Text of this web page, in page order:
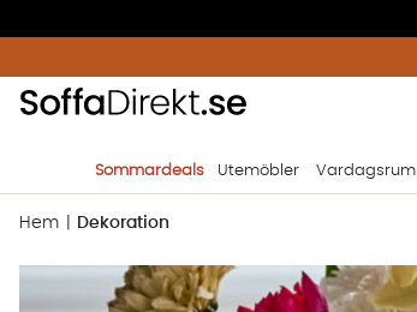
Sommardeals Utemöbler Vardagsrum
Hem Dekoration